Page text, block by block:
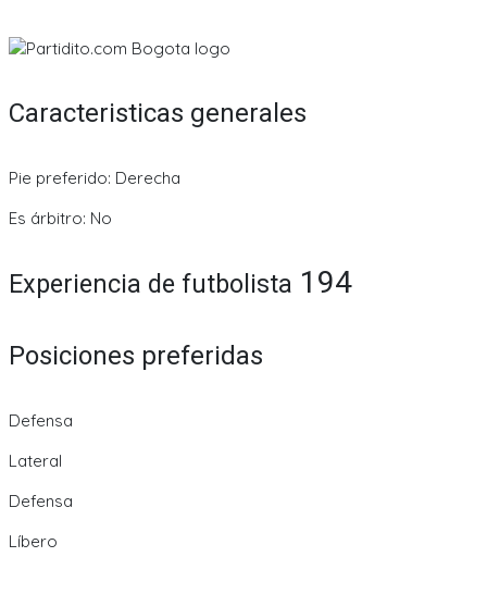
Caracteristicas generales
Pie preferido: Derecha
Es árbitro: No
Experiencia de futbolista 194
Posiciones preferidas
Defensa
Lateral
Defensa
Líbero